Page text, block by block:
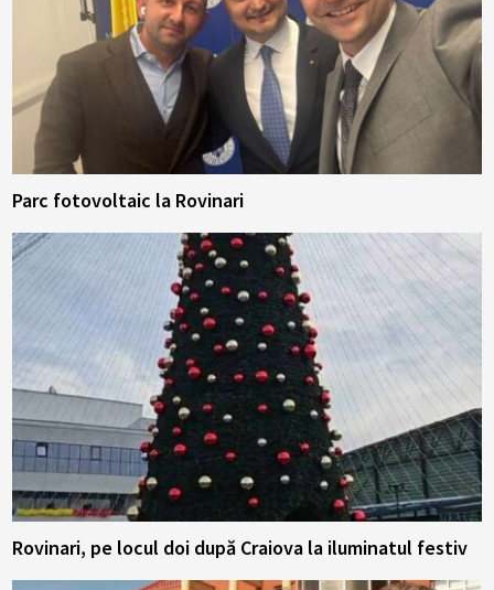
Parc fotovoltaic la Rovinari
Rovinari, pe locul doi după Craiova la iluminatul festiv